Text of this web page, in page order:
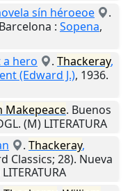
sín héroeoe
.
Barcelona : Sopena,
hero
. Thackeray,
(Edward J.), 1936.
Makepeace. Buenos
(M) LITERATURA
. Thackeray,
Classics; 28). Nueva